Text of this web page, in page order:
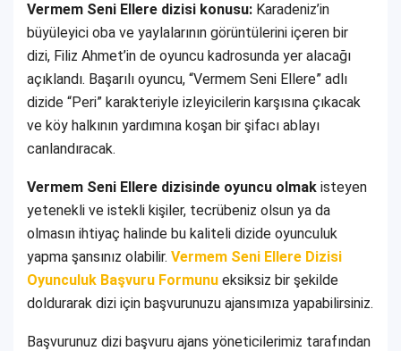
Vermem Seni Ellere dizisi konusu: Karadeniz’in
büyüleyici oba ve yaylalarının görüntülerini içeren bir
dizi, Filiz Ahmet’in de oyuncu kadrosunda yer alacağı
açıklandı. Başarılı oyuncu, “Vermem Seni Ellere” adlı
dizide “Peri” karakteriyle izleyicilerin karşısına çıkacak
ve köy halkının yardımına koşan bir şifacı ablayı
canlandıracak.
Vermem Seni Ellere dizisinde oyuncu olmak isteyen
yetenekli ve istekli kişiler, tecrübeniz olsun ya da
olmasın ihtiyaç halinde bu kaliteli dizide oyunculuk
yapma şansınız olabilir. Vermem Seni Ellere Dizisi
Oyunculuk Başvuru Formunu eksiksiz bir şekilde
doldurarak dizi için başvurunuzu ajansımıza yapabilirsiniz.
Başvurunuz dizi başvuru ajans yöneticilerimiz tarafından